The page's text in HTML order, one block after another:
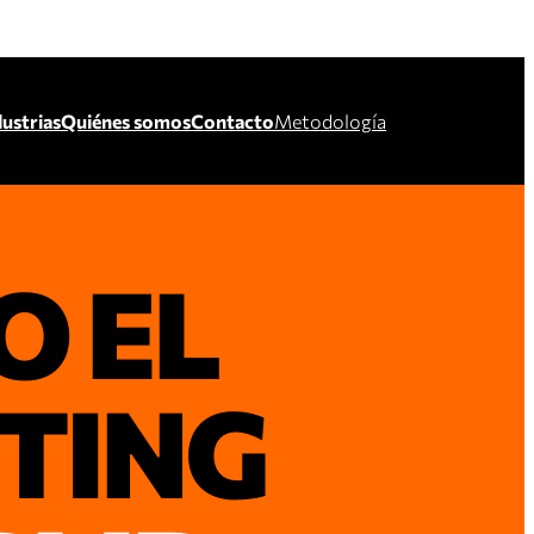
Quiénes somosContactoMetodología
EL